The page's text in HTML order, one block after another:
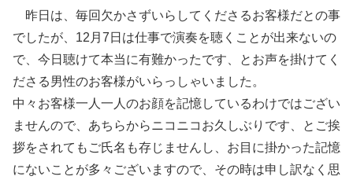
昨日は、毎回欠かさずいらしてくださるお客様だとの事
でしたが、12月7日は仕事で演奏を聴くことが出来ないの
で、今日聴けて本当に有難かったです、とお声を掛けてく
ださる男性のお客様がいらっしゃいました。
中々お客様一人一人のお顔を記憶しているわけではござい
ませんので、あちらからニコニコお久しぶりです、とご挨
拶をされてもご氏名も存じませんし、お目に掛かった記憶
にないことが多々ございますので、その時は申し訳なく思